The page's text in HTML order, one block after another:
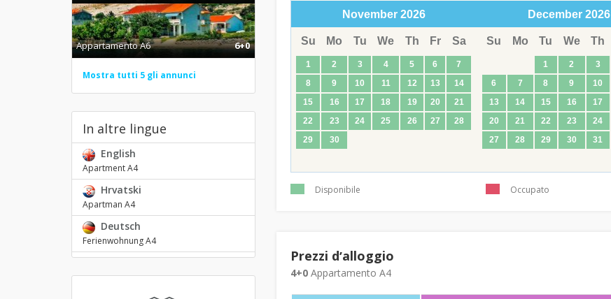
Appartamento A6 6+0
Mostra tutti 5 gli annunci
In altre lingue
English
Apartment A4
Hrvatski
Apartman A4
Deutsch
Ferienwohnung A4
November 2026
Su Mo Tu We Th Fr Sa
1 2 3 4 5 6
7
8
9 10 11 12 13
14
15
16 17 18 19 20
21
22
23 24 25 26 27
28
29
30
December 2026
Su Mo Tu We Th
1 2 3
6
7 8 9 10
13
14 15 16 17
20
21 22 23 24
27
28 29 30 31
Disponibile Occupato
Prezzi dʼalloggio
4+0Appartamento A4